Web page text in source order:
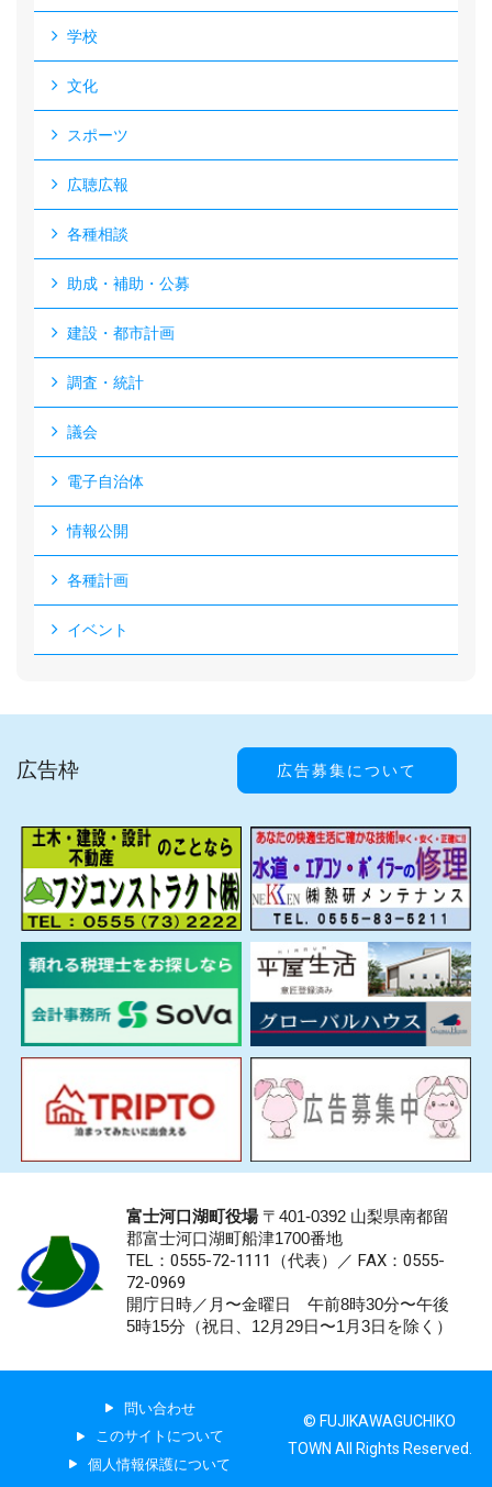
学校
文化
スポーツ
広聴広報
各種相談
助成・補助・公募
建設・都市計画
調査・統計
議会
電子自治体
情報公開
各種計画
イベント
広告枠 広告募集について
富士河口湖町役場〒401-0392 山梨県南都留
郡富士河口湖町船津1700番地
TEL：0555-72-1111 （代表）／ FAX：0555-
72-0969
開庁日時／月〜金曜日 午前8時30分〜午後
5時15分（祝日、12月29日〜1月3日を除く）
問い合わせ
このサイトについて
個人情報保護について
© FUJIKAWAGUCHIKO
TOWN All Rights Reserved.